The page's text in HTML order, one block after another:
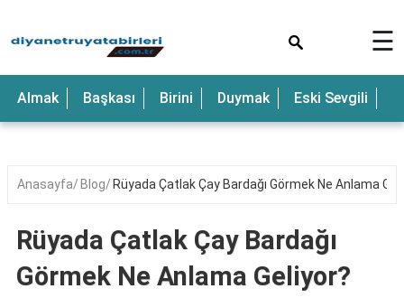
Anne
Bebek
Çocuk
Deniz
☰
Almak Başkası Birini Duymak Eski Sevgili
Anasayfa Blog Rüyada Çatlak Çay Bardağı Görmek Ne Anlama
Rüyada Çatlak Çay Bardağı
Görmek Ne Anlama Geliyor?